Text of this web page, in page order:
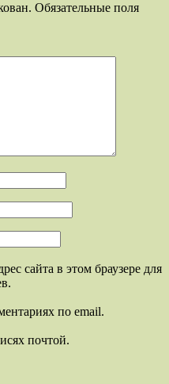
Обязательные поля
сайта в этом браузере для
по email.
почтой.